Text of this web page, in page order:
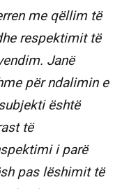
me qëllim të
respektimit të
Janë
për ndalimin e
është
të
i parë
pas lëshimit të